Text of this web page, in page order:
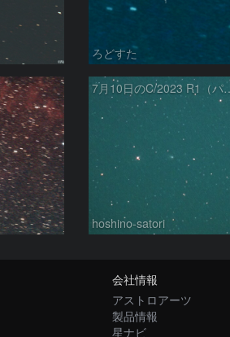
ろどすた
7月10日のC/
hoshino-satori
会社情報
アストロアーツ
製品情報
星ナビ